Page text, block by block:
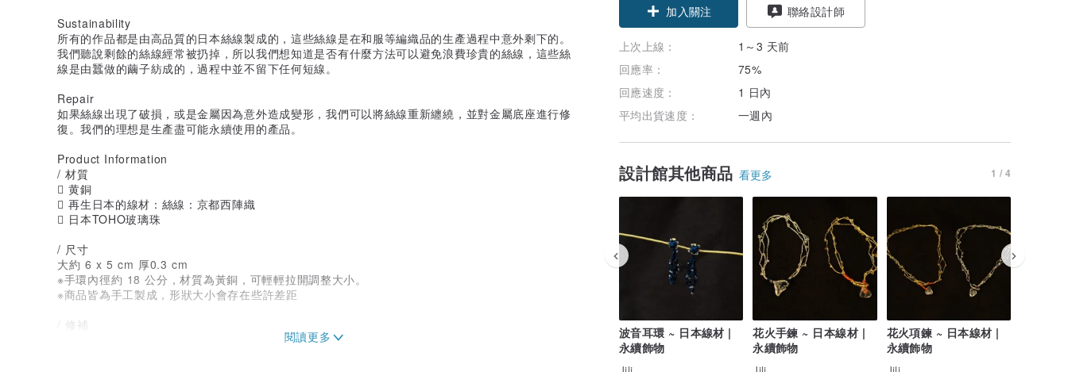
加入關注 聯絡設計師
上次上線：
1～3 天前
回應率：
75%
回應速度：
1 日內
平均出貨速度：
一週內
設計館其他商品 看更多 1 / 4
波音耳環 ~ 日本線材 |
永續飾物
花火手鍊 ~ 日本線材 |
永續飾物
花火項鍊 ~ 日本線材 |
永續飾物
Sustainability
所有的作品都是由高品質的日本絲線製成的，這些絲線是在和服等編織品的生產過程中意外剩下的。
我們聽說剩餘的絲線經常被扔掉，所以我們想知道是否有什麼方法可以避免浪費珍貴的絲線，這些絲
線是由蠶做的繭子紡成的，過程中並不留下任何短線。
Repair
如果絲線出現了破損，或是金屬因為意外造成變形，我們可以將絲線重新纏繞，並對金屬底座進行修
復。我們的理想是生產盡可能永續使用的產品。
Product Information
/ 材質
 黄銅
 再生日本的線材：絲線：京都西陣織
 日本TOHO玻璃珠
/ 尺寸
大約 6 x 5 cm 厚0.3 cm
※手環內徑約 18 公分，材質為黃銅，可輕輕拉開調整大小。
※商品皆為手工製成，形狀大小會存在些許差距
/ 修補